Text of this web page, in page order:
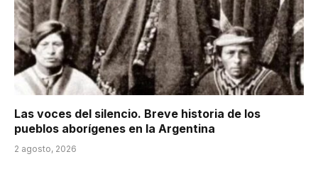
Las voces del silencio. Breve historia de los
pueblos aborígenes en la Argentina
2 agosto, 2026